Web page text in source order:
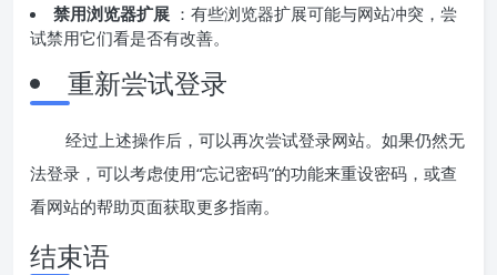
禁用浏览器扩展 ：有些浏览器扩展可能与网站冲突，尝
试禁用它们看是否有改善。
重新尝试登录
经过上述操作后，可以再次尝试登录网站。如果仍然无
法登录，可以考虑使用“忘记密码”的功能来重设密码，或查
看网站的帮助页面获取更多指南。
结束语